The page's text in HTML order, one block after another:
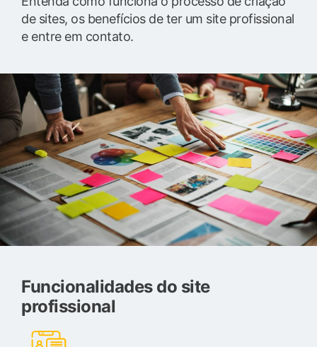
de sites, os benefícios de ter um site profissional
e entre em contato.
Funcionalidades do site
profissional